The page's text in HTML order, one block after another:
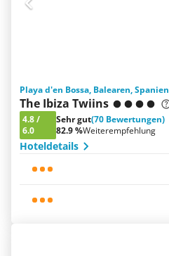
Playa d'en Bossa, Balearen, Spanien
The Ibiza Twiins
4.8/
6.0
Sehr gut(70 Bewertungen)
82.9 %Weiterempfehlung
Hoteldetails